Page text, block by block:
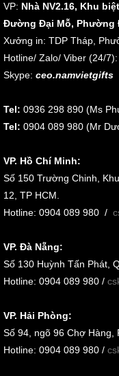
VP: Nhà NV2.16, Khu
Đường Đại Mỗ, Phường
Xưởng in: TDP Tháp,
Hotline/ Zalo/ Viber (24/7):
Skype: ceo.namvietgifts
Tel: 0936 298 890 (Ms
Tel: 0904 089 980 (Mr
VP. Hồ Chí Minh:
Số 150 Trường Chinh,
12, TP HCM.
Hotline: 0904 089 980 /
VP. Đà Nẵng:
Số 130 Huỳnh Tấn Phát,
Hotline: 0904 089 980 /
VP. Hải Phòng:
Số 94, ngõ 96 Chợ Hàng,
Hotline: 0904 089 980 /